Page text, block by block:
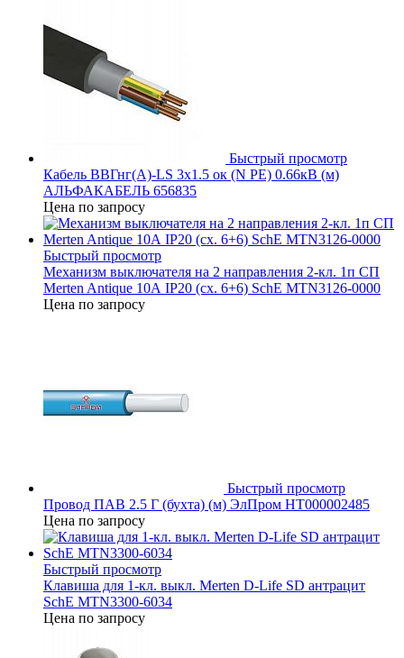
Быстрый просмотр
Кабель ВВГнг(А)-LS 3х1.5 ок (N PE) 0.66кВ (м)
АЛЬФАКАБЕЛЬ 656835
Цена по запросу
Быстрый просмотр
Механизм выключателя на 2 направления 2-кл. 1п СП
Merten Antique 10А IP20 (сх. 6+6) SchE MTN3126-0000
Цена по запросу
Быстрый просмотр
Провод ПАВ 2.5 Г (бухта) (м) ЭлПром НТ000002485
Цена по запросу
Быстрый просмотр
Клавиша для 1-кл. выкл. Merten D-Life SD антрацит
SchE MTN3300-6034
Цена по запросу